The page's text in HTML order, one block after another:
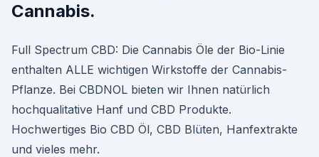
Cannabis.
Full Spectrum CBD: Die Cannabis Öle der Bio-Linie
enthalten ALLE wichtigen Wirkstoffe der Cannabis-
Pflanze. Bei CBDNOL bieten wir Ihnen natürlich
hochqualitative Hanf und CBD Produkte.
Hochwertiges Bio CBD Öl, CBD Blüten, Hanfextrakte
und vieles mehr.